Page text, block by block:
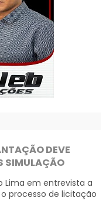
DEVE
SIMULAÇÃO
Lima em entrevista a
processo de licitação